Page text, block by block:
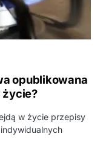
opublikowana
życie?
w życie przepisy